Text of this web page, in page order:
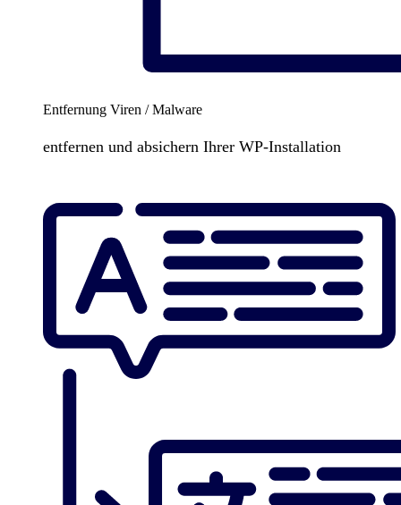
Entfernung Viren / Malware
entfernen und absichern Ihrer WP-Installation